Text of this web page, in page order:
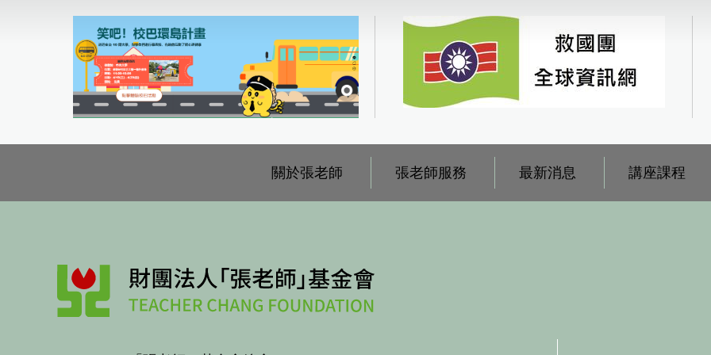
關於張老師 張老師服務 最新消息 講座課程